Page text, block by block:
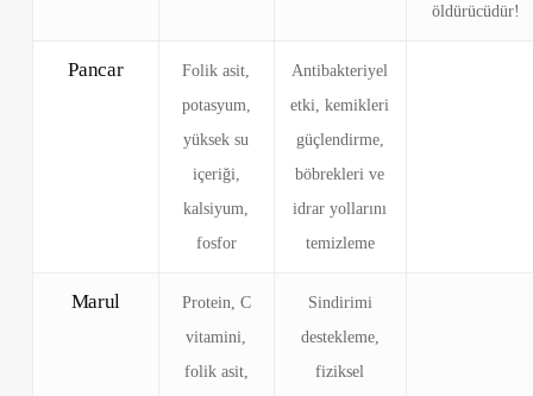
öldürücüdür!
Pancar
Folik asit,
potasyum,
yüksek su
içeriği,
kalsiyum,
fosfor
Antibakteriyel
etki, kemikleri
güçlendirme,
böbrekleri ve
idrar yollarını
temizleme
Marul
Protein, C
vitamini,
folik asit,
Sindirimi
destekleme,
fiziksel